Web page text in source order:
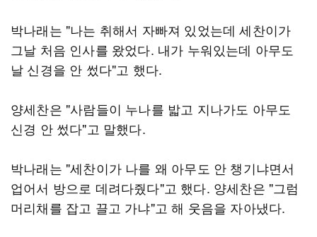
박나래는 "나는 취해서 자빠져 있었는데 세찬이가
그날 처음 인사를 왔었다. 내가 누워있는데 아무도
날 신경을 안 썼다"고 했다.
양세찬은 "사람들이 누나를 밟고 지나가도 아무도
신경 안 썼다"고 말했다.
박나래는 "세찬이가 나를 왜 아무도 안 챙기냐면서
업어서 방으로 데려다줬다"고 했다. 양세찬은 "그럼
머리채를 잡고 끌고 가냐"고 해 웃음을 자아냈다.